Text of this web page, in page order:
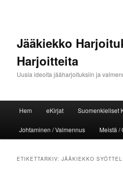
Jääkiekko
Harjoitteita
Uusia ideoita jääharjoituksiin ja
Hoppa till huvudinnehåll
Hoppa till sekundärt innehåll
Hem eKirjat Suomenkieliset
Johtaminen / Valmennus Meistä /
ETIKETTARKIV:JÄÄKIEKKO